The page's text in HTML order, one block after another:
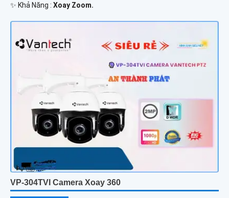
️✨ Khả Năng : Xoay Zoom.
VP-304TVI Camera Xoay 360